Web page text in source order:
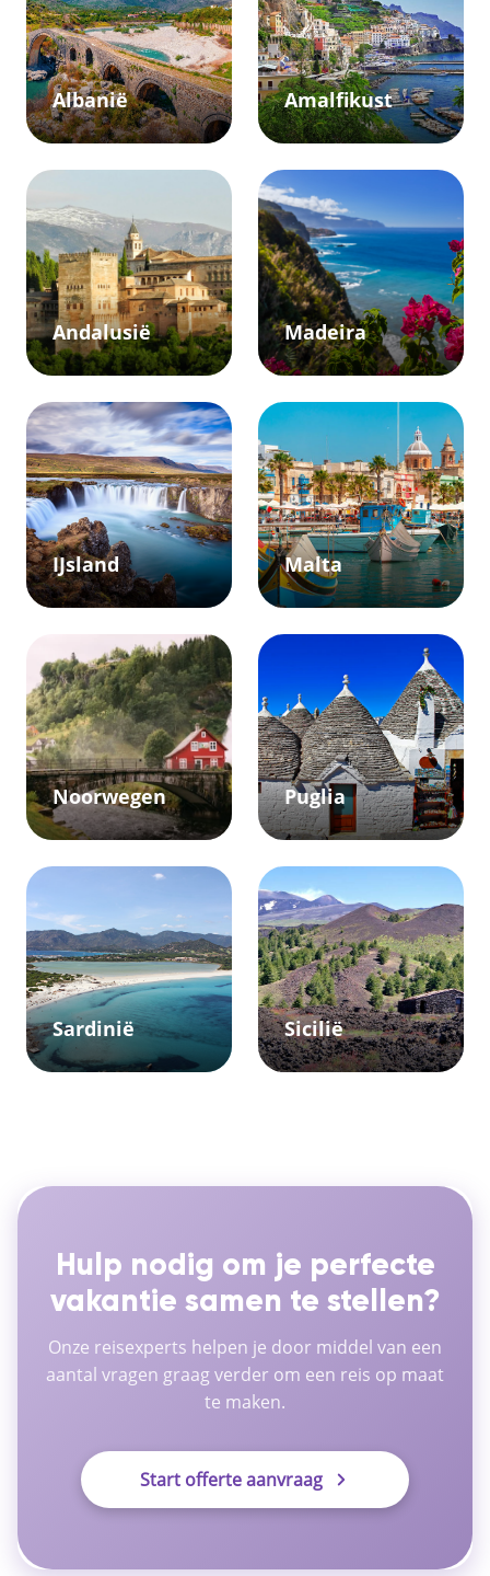
Albanië Amalfikust
Andalusië Madeira
IJsland Malta
Noorwegen Puglia
Sardinië Sicilië
Hulp nodig om je perfecte
vakantie samen te stellen?
Onze reisexperts helpen je door middel van een
aantal vragen graag verder om een reis op maat
te maken.
Start offerte aanvraag